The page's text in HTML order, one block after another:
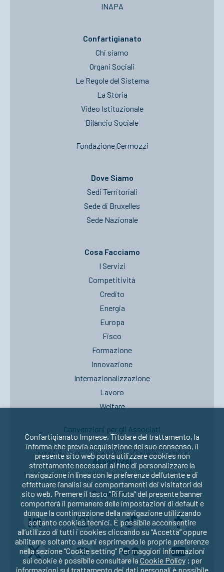
INAPA
Confartigianato
Chi siamo
Organi Sociali
Le Regole del Sistema
La Storia
Video Istituzionale
Bilancio Sociale
Fondazione Germozzi
Dove Siamo
Sedi Territoriali
Sede di Bruxelles
Sede Nazionale
Cosa Facciamo
I Servizi
Competitività
Credito
Energia
Europa
Fisco
Formazione
Innovazione
Internazionalizzazione
Lavoro
Welfare
Convenzioni per gli Associati
Associarsi
Seguici su:
Confartigianato Imprese, Titolare del trattamento, la
informa che previa acquisizione del suo consenso, il
presente sito web potrà utilizzare cookies non
strettamente necessari al fine di personalizzare la
navigazione in linea con le preferenze dell’utente e di
effettuare l’analisi sui comportamenti dei visitatori del
sito web. Premere il tasto “Rifiuta” del presente banner
comporterà il permanere delle impostazioni di default e
dunque la continuazione della navigazione utilizzando
soltanto cookies tecnici. È possibile acconsentire
all’utilizzo di tutti i cookies cliccando su “Accetta” oppure
abilitarne soltanto alcuni esprimendo le proprie preferenze
nella sezione “Cookie setting” Per maggiori informazioni
sui cookie è possibile consultare la Cookie Policy; per
informazioni sul trattamento dei dati personali è possibile